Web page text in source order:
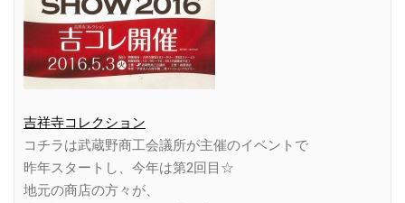
吉祥寺コレクション
コチラは武蔵野商工会議所が主催のイベントで
昨年スタートし、今年は第2回目☆
地元の商店の方々が、